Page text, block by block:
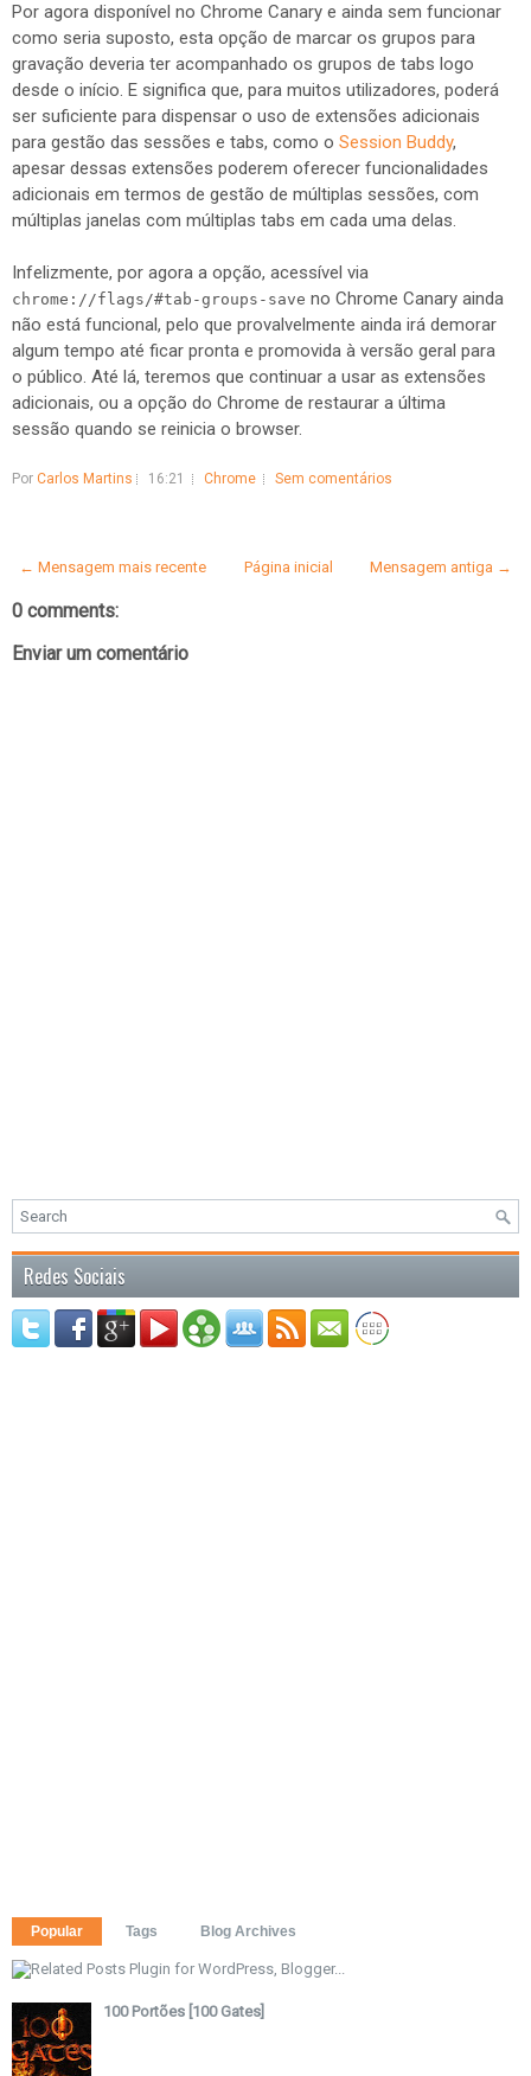
Por agora disponível no Chrome Canary e ainda sem funcionar
como seria suposto, esta opção de marcar os grupos para
gravação deveria ter acompanhado os grupos de tabs logo
desde o início. E significa que, para muitos utilizadores, poderá
ser suficiente para dispensar o uso de extensões adicionais
para gestão das sessões e tabs, como o Session Buddy,
apesar dessas extensões poderem oferecer funcionalidades
adicionais em termos de gestão de múltiplas sessões, com
múltiplas janelas com múltiplas tabs em cada uma delas.
Infelizmente, por agora a opção, acessível via
chrome://flags/#tab-groups-save no Chrome Canary ainda
não está funcional, pelo que provalvelmente ainda irá demorar
algum tempo até ficar pronta e promovida à versão geral para
o público. Até lá, teremos que continuar a usar as extensões
adicionais, ou a opção do Chrome de restaurar a última
sessão quando se reinicia o browser.
Por Carlos Martins 16:21 Chrome Sem comentários
← Mensagem mais recente Mensagem antiga →
Página inicial
0 comments:
Enviar um comentário
Redes Sociais
Popular Tags Blog Archives
100 Portões [100 Gates]